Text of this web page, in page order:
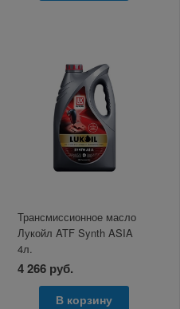
Трансмиссионное масло
Лукойл ATF Synth ASIA
4л.
4 266 руб.
В корзину